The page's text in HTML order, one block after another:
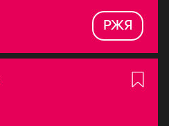
РЖЯ